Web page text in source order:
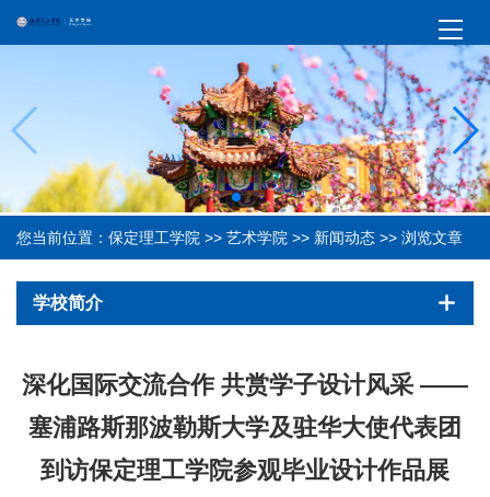
您当前位置： 保定理工学院 >> 艺术学院 >> 新闻动态 >> 浏览文章
学校简介
深化国际交流合作 共赏学子设计风采 ——
塞浦路斯那波勒斯大学及驻华大使代表团
到访保定理工学院参观毕业设计作品展